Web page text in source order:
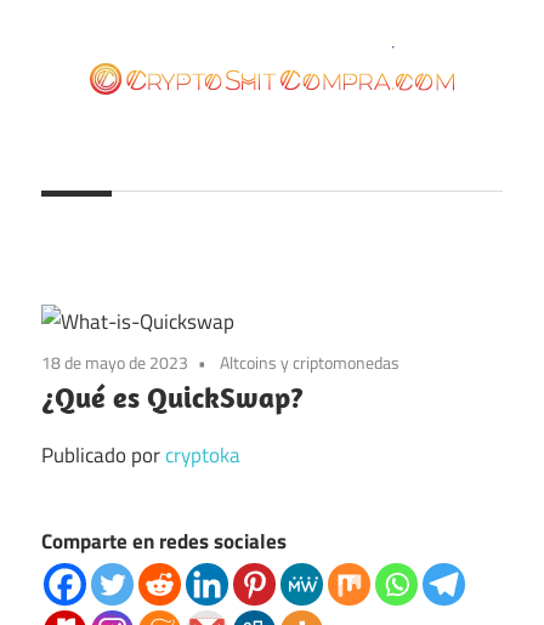
contenido
18 de mayo de 2023 Altcoins y criptomonedas
¿Qué es QuickSwap?
Publicado porcryptoka
Comparte en redes sociales